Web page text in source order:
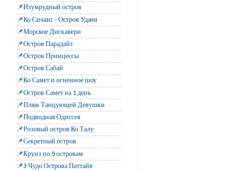
📌Изумрудный остров
📌Ко Сичанг - Остров Удачи
📌Морское Дискавери
📌Остров Парадайз
📌Остров Принцессы
📌Остров Сабай
📌Ко Самет и огненное шоу
📌Остров Самет на 1 день
📌Пляж Танцующей Девушки
📌Подводная Одиссея
📌Розовый остров Ко Талу
📌Секретный остров
📌Круиз по 9 островам
📌3 Чудо Острова Паттайя